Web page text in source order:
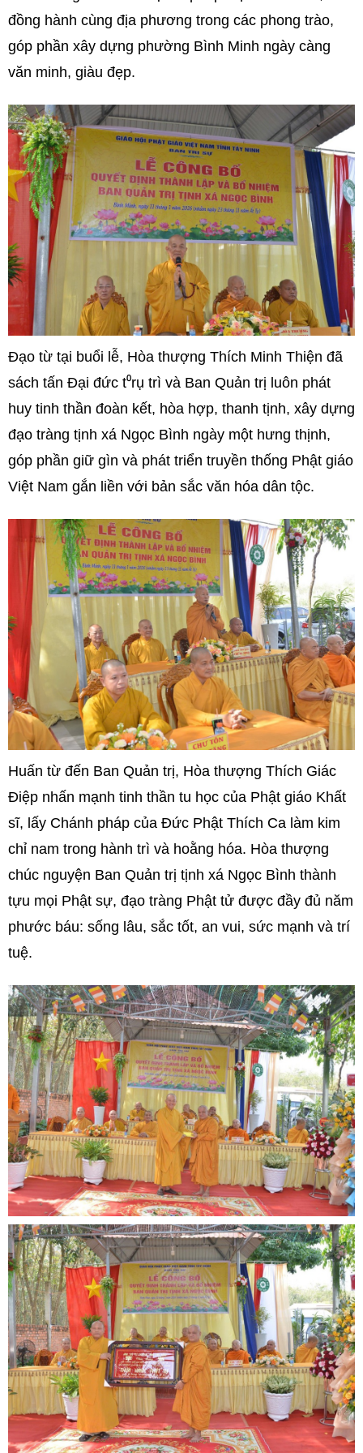
đồng hành cùng địa phương trong các phong trào,
góp phần xây dựng phường Bình Minh ngày càng
văn minh, giàu đẹp.
Đạo từ tại buổi lễ, Hòa thượng Thích Minh Thiện đã
sách tấn Đại đức t⁰rụ trì và Ban Quản trị luôn phát
huy tinh thần đoàn kết, hòa hợp, thanh tịnh, xây dựng
đạo tràng tịnh xá Ngọc Bình ngày một hưng thịnh,
góp phần giữ gìn và phát triển truyền thống Phật giáo
Việt Nam gắn liền với bản sắc văn hóa dân tộc.
Huấn từ đến Ban Quản trị, Hòa thượng Thích Giác
Điệp nhấn mạnh tinh thần tu học của Phật giáo Khất
sĩ, lấy Chánh pháp của Đức Phật Thích Ca làm kim
chỉ nam trong hành trì và hoằng hóa. Hòa thượng
chúc nguyện Ban Quản trị tịnh xá Ngọc Bình thành
tựu mọi Phật sự, đạo tràng Phật tử được đầy đủ năm
phước báu: sống lâu, sắc tốt, an vui, sức mạnh và trí
tuệ.